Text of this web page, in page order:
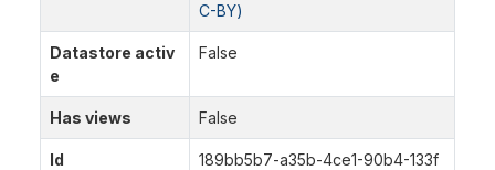
C-BY)
Datastore activ
e
False
Has views False
Id
189bb5b7-a35b-4ce1-90b4-133f